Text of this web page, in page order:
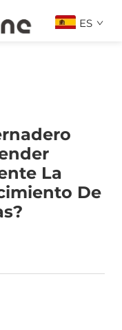
ES
La
De